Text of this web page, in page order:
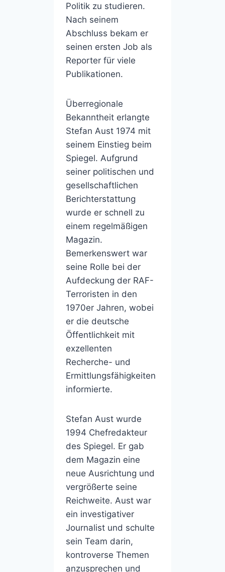
Politik zu studieren.
Nach seinem
Abschluss bekam er
seinen ersten Job als
Reporter für viele
Publikationen.
Überregionale
Bekanntheit erlangte
Stefan Aust 1974 mit
seinem Einstieg beim
Spiegel. Aufgrund
seiner politischen und
gesellschaftlichen
Berichterstattung
wurde er schnell zu
einem regelmäßigen
Magazin.
Bemerkenswert war
seine Rolle bei der
Aufdeckung der RAF-
Terroristen in den
1970er Jahren, wobei
er die deutsche
Öffentlichkeit mit
exzellenten
Recherche- und
Ermittlungsfähigkeiten
informierte.
Stefan Aust wurde
1994 Chefredakteur
des Spiegel. Er gab
dem Magazin eine
neue Ausrichtung und
vergrößerte seine
Reichweite. Aust war
ein investigativer
Journalist und schulte
sein Team darin,
kontroverse Themen
anzusprechen und